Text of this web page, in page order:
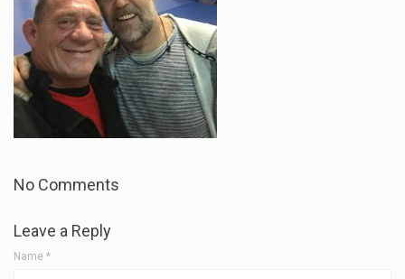
No Comments
Leave a Reply
Name *